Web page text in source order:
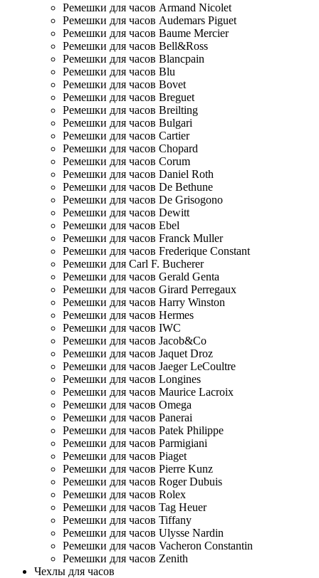
Ремешки для часов Armand Nicolet
Ремешки для часов Audemars Piguet
Ремешки для часов Baume Mercier
Ремешки для часов Bell&Ross
Ремешки для часов Blancpain
Ремешки для часов Blu
Ремешки для часов Bovet
Ремешки для часов Breguet
Ремешки для часов Breilting
Ремешки для часов Bulgari
Ремешки для часов Cartier
Ремешки для часов Chopard
Ремешки для часов Corum
Ремешки для часов Daniel Roth
Ремешки для часов De Bethune
Ремешки для часов De Grisogono
Ремешки для часов Dewitt
Ремешки для часов Ebel
Ремешки для часов Franck Muller
Ремешки для часов Frederique Constant
Ремешки для Carl F. Bucherer
Ремешки для часов Gerald Genta
Ремешки для часов Girard Perregaux
Ремешки для часов Harry Winston
Ремешки для часов Hermes
Ремешки для часов IWC
Ремешки для часов Jacob&Co
Ремешки для часов Jaquet Droz
Ремешки для часов Jaeger LeCoultre
Ремешки для часов Longines
Ремешки для часов Maurice Lacroix
Ремешки для часов Omega
Ремешки для часов Panerai
Ремешки для часов Patek Philippe
Ремешки для часов Parmigiani
Ремешки для часов Piaget
Ремешки для часов Pierre Kunz
Ремешки для часов Roger Dubuis
Ремешки для часов Rolex
Ремешки для часов Tag Heuer
Ремешки для часов Tiffany
Ремешки для часов Ulysse Nardin
Ремешки для часов Vacheron Constantin
Ремешки для часов Zenith
Чехлы для часов